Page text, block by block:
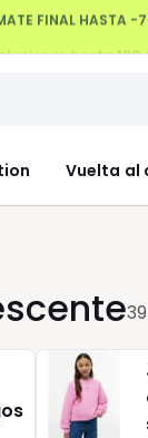
hasta 100
Vuelta al
39